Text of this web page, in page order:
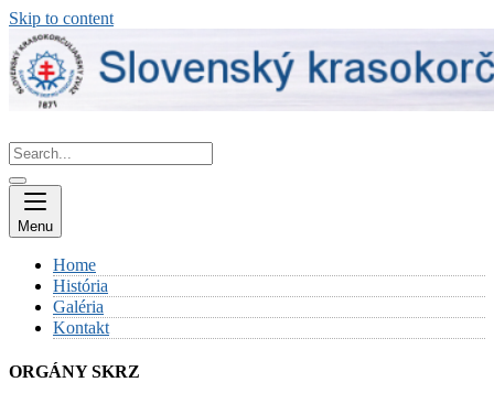
Skip to content
Menu
Home
História
Galéria
Kontakt
ORGÁNY SKRZ